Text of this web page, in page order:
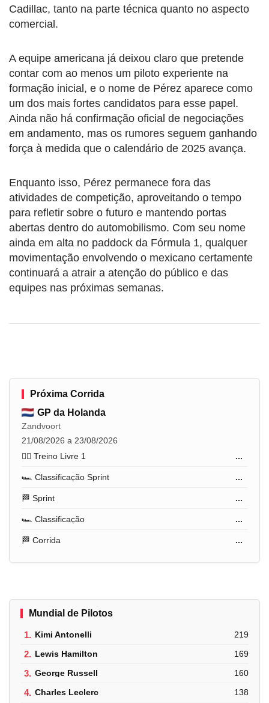
Cadillac, tanto na parte técnica quanto no aspecto
comercial.
A equipe americana já deixou claro que pretende
contar com ao menos um piloto experiente na
formação inicial, e o nome de Pérez aparece como
um dos mais fortes candidatos para esse papel.
Ainda não há confirmação oficial de negociações
em andamento, mas os rumores seguem ganhando
força à medida que o calendário de 2025 avança.
Enquanto isso, Pérez permanece fora das
atividades de competição, aproveitando o tempo
para refletir sobre o futuro e mantendo portas
abertas dentro do automobilismo. Com seu nome
ainda em alta no paddock da Fórmula 1, qualquer
movimentação envolvendo o mexicano certamente
continuará a atrair a atenção do público e das
equipes nas próximas semanas.
Próxima Corrida
GP da Holanda
Zandvoort
21/08/2026 a 23/08/2026
🏋️‍♂️ Treino Livre 1
...
🏎️ Classificação Sprint ...
🏁 Sprint ...
🏎️ Classificação ...
🏁 Corrida ...
Mundial de Pilotos
1. Kimi Antonelli 219
2. Lewis Hamilton 169
3. George Russell 160
4. Charles Leclerc 138